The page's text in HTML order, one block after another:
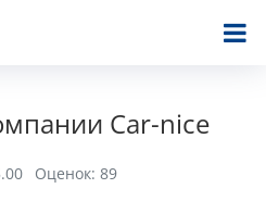
Car-nice
Оценок: 89